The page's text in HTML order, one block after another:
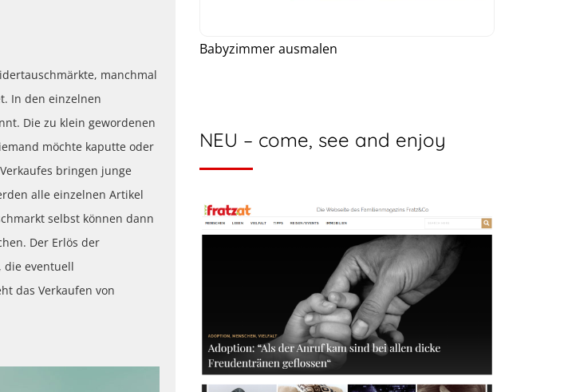
manchmal
In den einzelnen
Die zu klein gewordenen
möchte kaputte oder
bringen junge
alle einzelnen Artikel
selbst können dann
Der Erlös der
die eventuell
das Verkaufen von
Babyzimmer ausmalen
NEU – come, see and enjoy